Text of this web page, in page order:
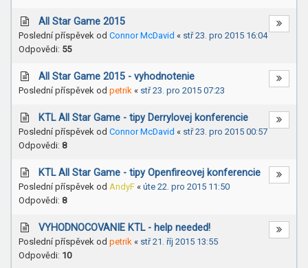
All Star Game 2015
Poslední příspěvek od Connor McDavid « stř 23. pro 2015 16:04
Odpovědi: 55
All Star Game 2015 - vyhodnotenie
Poslední příspěvek od petrik « stř 23. pro 2015 07:23
KTL All Star Game - tipy Derrylovej konferencie
Poslední příspěvek od Connor McDavid « stř 23. pro 2015 00:57
Odpovědi: 8
KTL All Star Game - tipy Openfireovej konferencie
Poslední příspěvek od AndyF « úte 22. pro 2015 11:50
Odpovědi: 8
VYHODNOCOVANIE KTL - help needed!
Poslední příspěvek od petrik « stř 21. říj 2015 13:55
Odpovědi: 10